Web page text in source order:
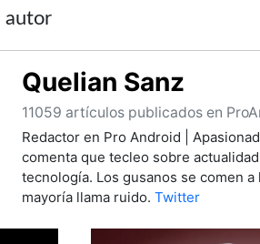
autor
Quelian Sanz
11059 artículos publicados en
Redactor en Pro Android |
comenta que tecleo sobre
tecnología. Los gusanos se comen
mayoría llama ruido.Twitter